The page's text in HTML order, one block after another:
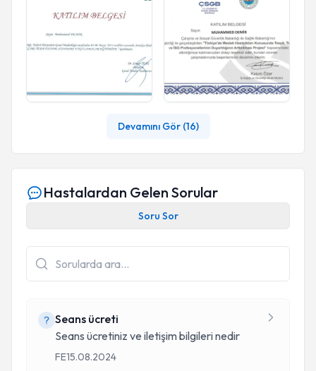
Devamını Gör (16)
Hastalardan Gelen Sorular
Soru Sor
Seans ücreti
Seans ücretiniz ve iletişim bilgileri nedir
FE15.08.2024